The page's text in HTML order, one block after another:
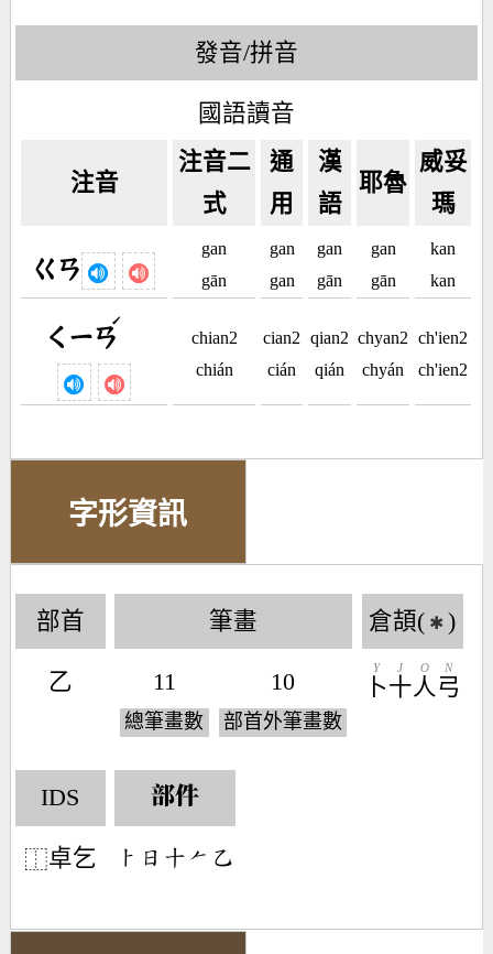
發音/拼音
國語讀音
注音
注音二
式
通
用
漢
語
耶魯
威妥
瑪
ㄍㄢ
gan
gān
gan
gan
gan
gān
gan
gān
kan
kan
ㄑㄧㄢ
ˊ
chian2
chián
cian2
cián
qian2
qián
chyan2
chyán
ch'ien2
ch'ien2
字形資訊
部首
乙
筆畫
11
總筆畫數
10
部首外筆畫數
倉頡( ✱ )
卜
Y
十
J
人
O
弓
N
IDS
⿰卓乞
部件
󶀥󶃐󶀓󶀩󶀇